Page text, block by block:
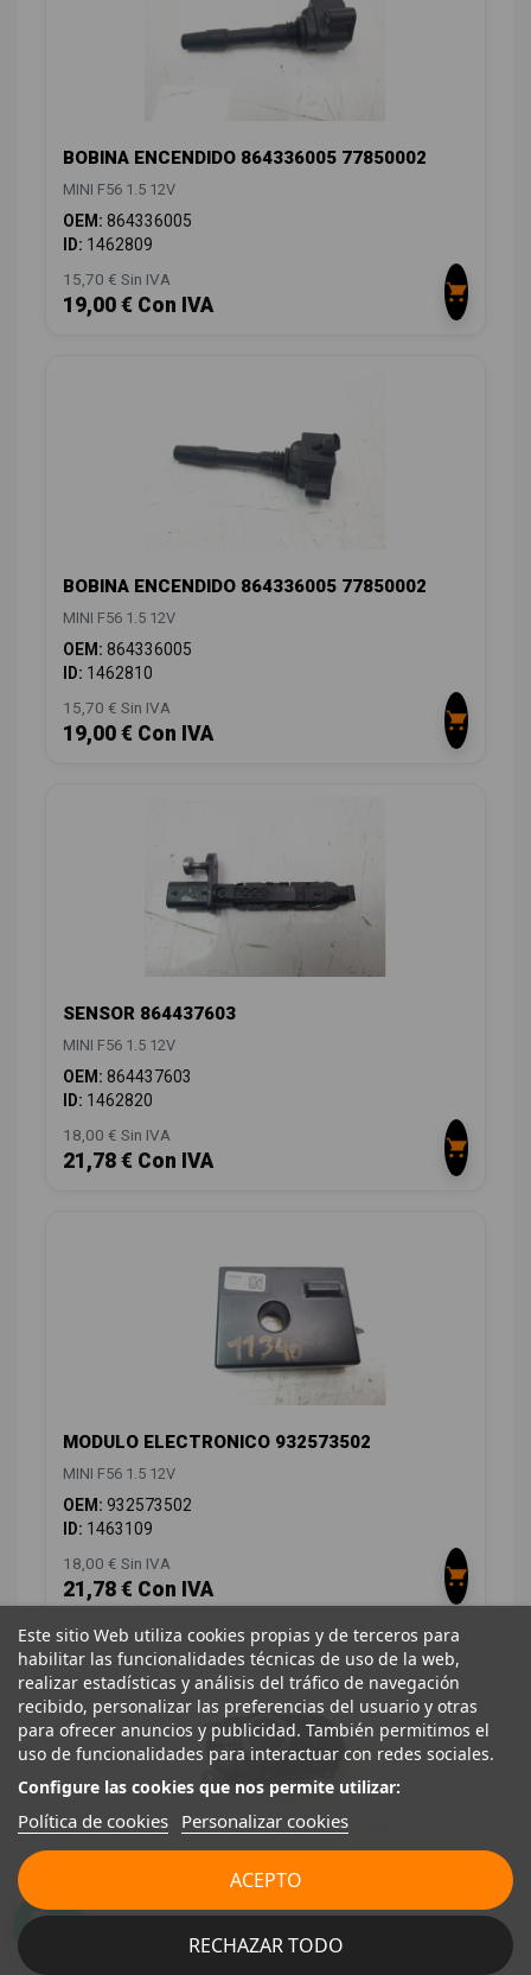
BOBINA ENCENDIDO 864336005 77850002
MINI F56 1.5 12V
OEM: 864336005
ID: 1462809
15,70 € Sin IVA
19,00 € Con IVA
BOBINA ENCENDIDO 864336005 77850002
MINI F56 1.5 12V
OEM: 864336005
ID: 1462810
15,70 € Sin IVA
19,00 € Con IVA
SENSOR 864437603
MINI F56 1.5 12V
OEM: 864437603
ID: 1462820
18,00 € Sin IVA
21,78 € Con IVA
MODULO ELECTRONICO 932573502
MINI F56 1.5 12V
OEM: 932573502
ID: 1463109
18,00 € Sin IVA
21,78 € Con IVA
MANDO MULTIFUNCION 033624103
Este sitio Web utiliza cookies propias y de terceros para
habilitar las funcionalidades técnicas de uso de la web,
realizar estadísticas y análisis del tráfico de navegación
recibido, personalizar las preferencias del usuario y otras
para ofrecer anuncios y publicidad. También permitimos el
uso de funcionalidades para interactuar con redes sociales.
Configure las cookies que nos permite utilizar:
Política de cookies Personalizar cookies
RECHAZAR TODO
ACEPTO